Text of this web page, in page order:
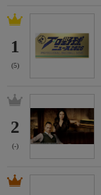
1
(5)
2
(-)